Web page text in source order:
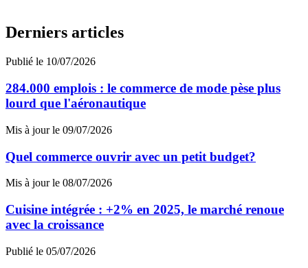
Derniers articles
Publié le 10/07/2026
284.000 emplois : le commerce de mode pèse plus
lourd que l'aéronautique
Mis à jour le 09/07/2026
Quel commerce ouvrir avec un petit budget?
Mis à jour le 08/07/2026
Cuisine intégrée : +2% en 2025, le marché renoue
avec la croissance
Publié le 05/07/2026